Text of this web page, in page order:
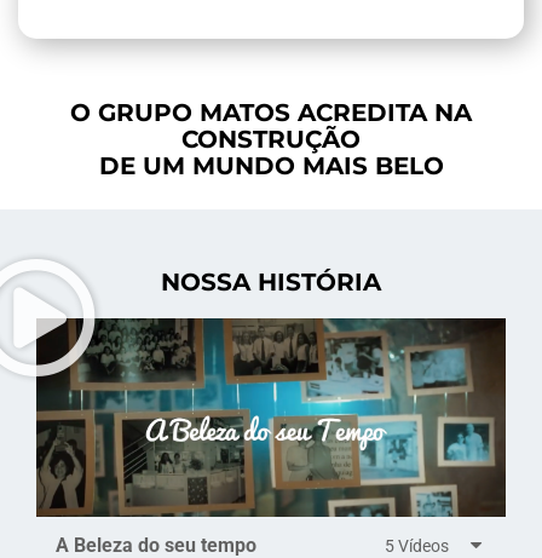
O GRUPO MATOS ACREDITA NA
CONSTRUÇÃO
DE UM MUNDO MAIS BELO
NOSSA HISTÓRIA
A Beleza do seu tempo 5 Vídeos